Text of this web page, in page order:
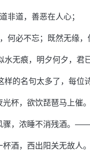
非道，善恶在人心；
何必不忘；既然无缘，
水无痕，明夕何夕，君
样的名句太多了，每位
光杯，欲饮琵琶马上催
骤，浓睡不消残酒。——
杯酒，西出阳关无故人